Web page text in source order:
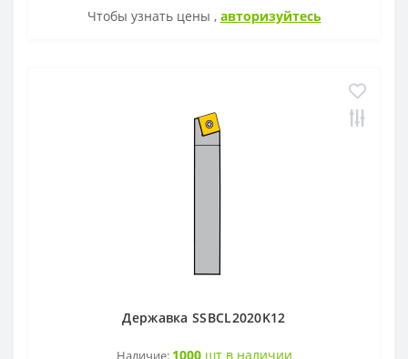
Чтобы узнать цены , авторизуйтесь
Державка SSBCL2020K12
Наличие: 1000шт в наличии